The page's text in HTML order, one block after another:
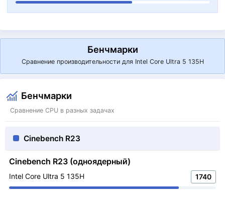
Бенчмарки
Сравнение производительности для Intel Core Ultra 5 135H
Бенчмарки
Сравнение CPU в разных задачах
Cinebench R23
Cinebench R23 (одноядерный)
Intel Core Ultra 5 135H 1740